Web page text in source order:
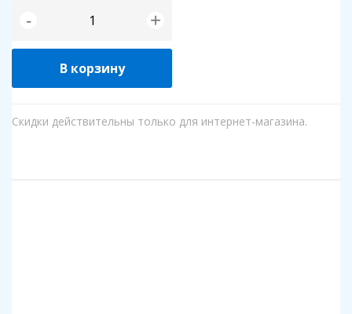
- +
В корзину
Скидки действительны только для интернет-магазина.